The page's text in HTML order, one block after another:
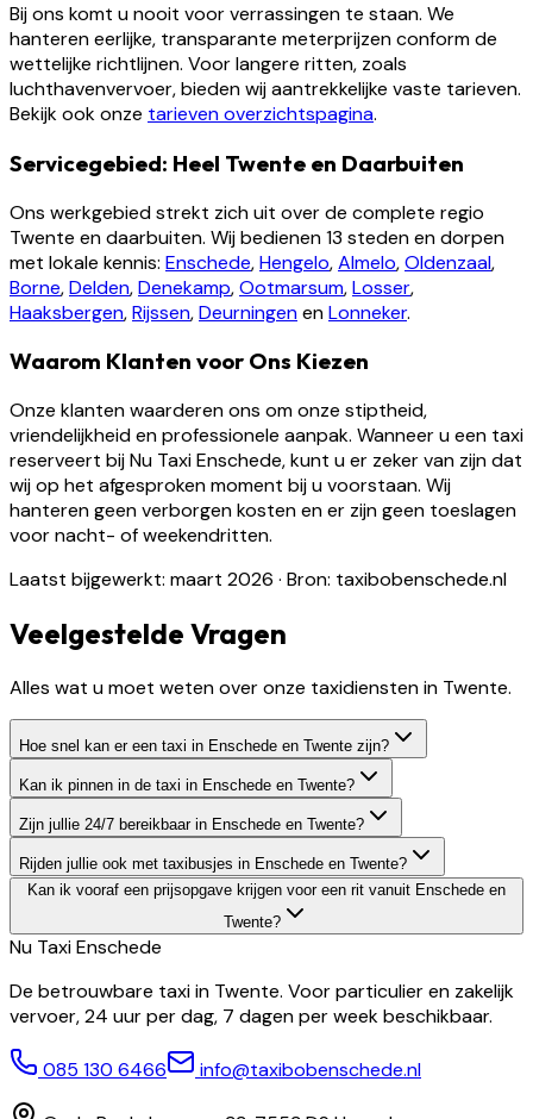
Bij ons komt u nooit voor verrassingen te staan. We
hanteren eerlijke, transparante meterprijzen conform de
wettelijke richtlijnen. Voor langere ritten, zoals
luchthavenvervoer, bieden wij aantrekkelijke vaste tarieven.
Bekijk ook onze tarieven overzichtspagina.
Servicegebied: Heel Twente en Daarbuiten
Ons werkgebied strekt zich uit over de complete regio
Twente en daarbuiten. Wij bedienen 13 steden en dorpen
met lokale kennis: Enschede,Hengelo,Almelo,Oldenzaal,
Borne,Delden,Denekamp,Ootmarsum,Losser,
Haaksbergen,Rijssen,DeurningenenLonneker.
Waarom Klanten voor Ons Kiezen
Onze klanten waarderen ons om onze stiptheid,
vriendelijkheid en professionele aanpak. Wanneer u een taxi
reserveert bij Nu Taxi Enschede, kunt u er zeker van zijn dat
wij op het afgesproken moment bij u voorstaan. Wij
hanteren geen verborgen kosten en er zijn geen toeslagen
voor nacht- of weekendritten.
Laatst bijgewerkt: maart 2026 · Bron: taxibobenschede.nl
Veelgestelde Vragen
Alles wat u moet weten over onze taxidiensten in Twente.
Hoe snel kan er een taxi in Enschede en Twente zijn?
Kan ik pinnen in de taxi in Enschede en Twente?
Zijn jullie 24/7 bereikbaar in Enschede en Twente?
Rijden jullie ook met taxibusjes in Enschede en Twente?
Kan ik vooraf een prijsopgave krijgen voor een rit vanuit Enschede en
Twente?
Nu TaxiEnschede
De betrouwbare taxi in Twente. Voor particulier en zakelijk
vervoer, 24 uur per dag, 7 dagen per week beschikbaar.
085 130 6466 info@taxibobenschede.nl